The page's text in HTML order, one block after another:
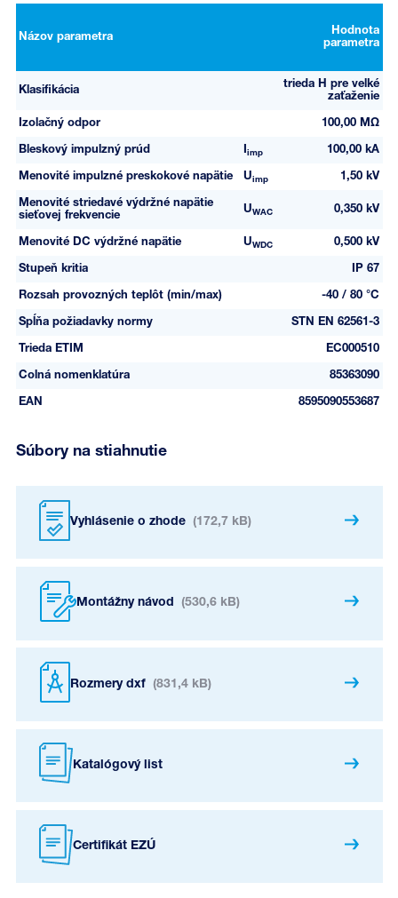
Názov parametra
Hodnota
parametra
Klasifikácia
trieda H pre velké
zaťaženie
Izolačný odpor 100,00 MΩ
Bleskový impulzný prúd imp 100,00 kA
Menovité impulzné preskokové napätie Uimp 1,50 kV
Menovité striedavé výdržné napätie
sieťovej frekvencie
UWAC 0,350 kV
Menovité DC výdržné napätie UWDC 0,500 kV
Stupeň kritia IP 67
Rozsah provozných teplôt (min/max) -40 / 80 °C
Spĺňa požiadavky normy STN EN 62561-3
Trieda ETIM EC000510
Colná nomenklatúra 85363090
EAN 8595090553687
Súbory na stiahnutie
Vyhlásenie o zhode (172,7 kB)
Montážny návod (530,6 kB)
Rozmery dxf (831,4 kB)
Katalógový list
Certifikát EZÚ